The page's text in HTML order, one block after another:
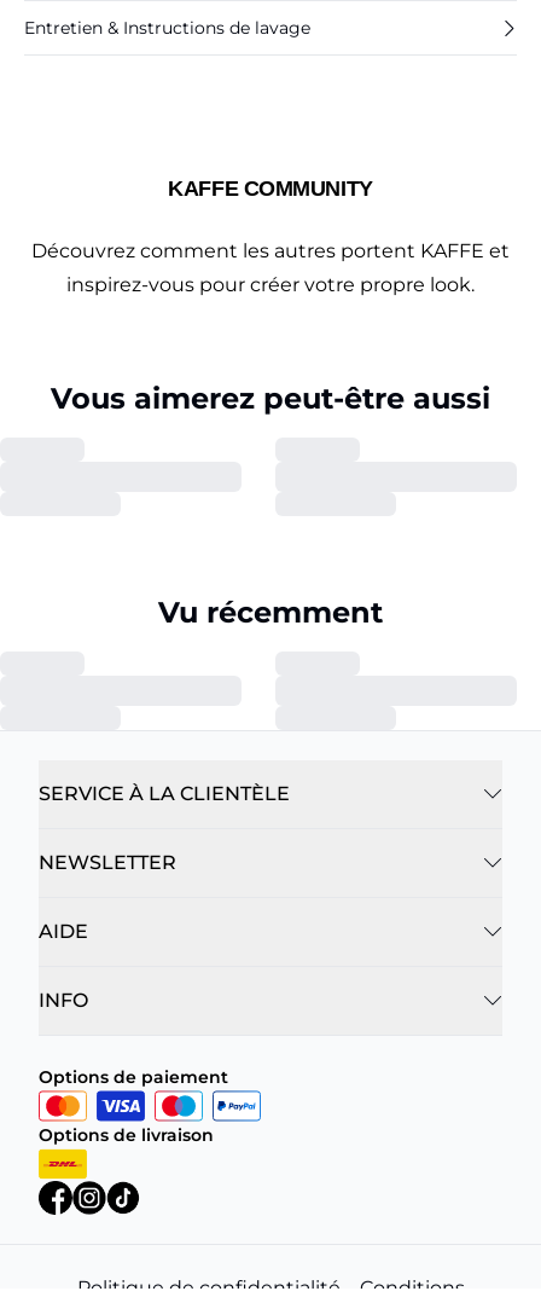
Entretien & Instructions de lavage
KAFFE COMMUNITY
Découvrez comment les autres portent KAFFE et
inspirez-vous pour créer votre propre look.
Vous aimerez peut-être aussi
Vu récemment
SERVICE À LA CLIENTÈLE
NEWSLETTER
AIDE
INFO
Options de paiement
Options de livraison
Politique de confidentialité Conditions